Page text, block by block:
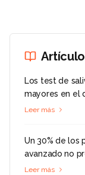
Los test de
mayores en el
Leer más
Un 30% de los
avanzado no
Leer más